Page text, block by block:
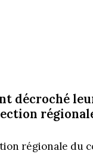
décroché
régionale du